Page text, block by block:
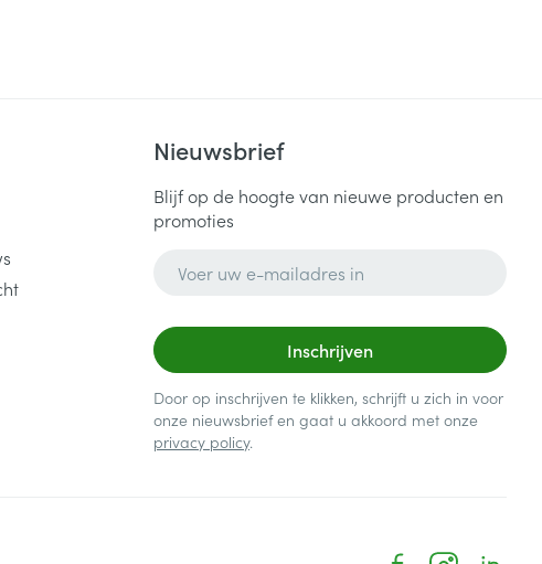
Nieuwsbrief
Blijf op de hoogte van nieuwe producten en
promoties
Inschrijven
Door op inschrijven te klikken, schrijft u zich in voor
onze nieuwsbrief en gaat u akkoord met onze
privacy policy.